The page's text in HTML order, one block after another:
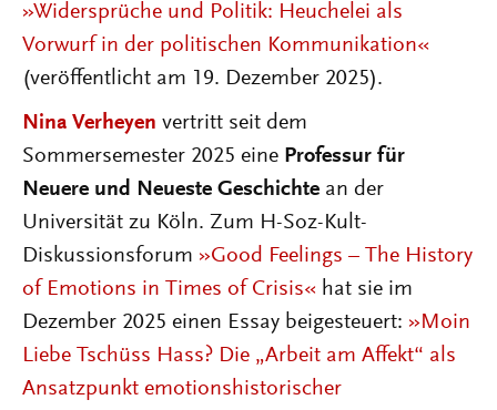
»Widersprüche und Politik: Heuchelei als
Vorwurf in der politischen Kommunikation«
(veröffentlicht am 19. Dezember 2025).
Nina Verheyen vertritt seit dem
Sommersemester 2025 eine Professur für
Neuere und Neueste Geschichte an der
Universität zu Köln. Zum H-Soz-Kult-
Diskussionsforum »Good Feelings – The History
of Emotions in Times of Crisis« hat sie im
Dezember 2025 einen Essay beigesteuert: »Moin
Liebe Tschüss Hass? Die „Arbeit am Affekt“ als
Ansatzpunkt emotionshistorischer